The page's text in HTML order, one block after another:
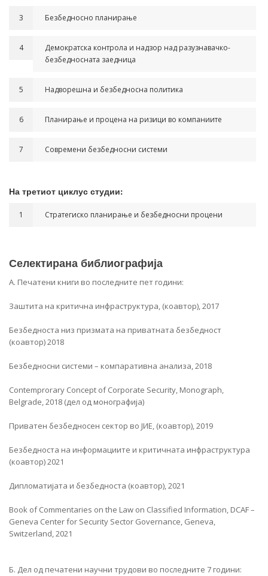
3 Безбедносно планирање
4
Демократска контрола и надзор над разузнавачко-
безбедносната заедница
5 Надворешна и безбедносна политика
6 Планирање и процена на ризици во компаниите
7 Современи безбедносни системи
На третиот циклус студии:
1 Стратегиско планирање и безбедносни процени
Селектирана библиографија
А. Печатени книги во последните пет години:
Заштита на критична инфраструктура, (коавтор), 2017
Безбедноста низ призмата на приватната безбедност
(коавтор) 2018
Безбедносни системи – компаративна анализа, 2018
Contemprorary Concept of Corporate Security, Monograph,
Belgrade, 2018 (дел од монографија)
Приватен безбедносен сектор во ЈИЕ, (коавтор), 2019
Безбедноста на информациите и критичната инфраструктура
(коавтор) 2021
Дипломатијата и безбедноста (коавтор), 2021
Book of Commentaries on the Law on Classified Information, DCAF –
Geneva Center for Security Sector Governance, Geneva,
Switzerland, 2021
Б. Дел од печатени научни трудови во последните 7 години: